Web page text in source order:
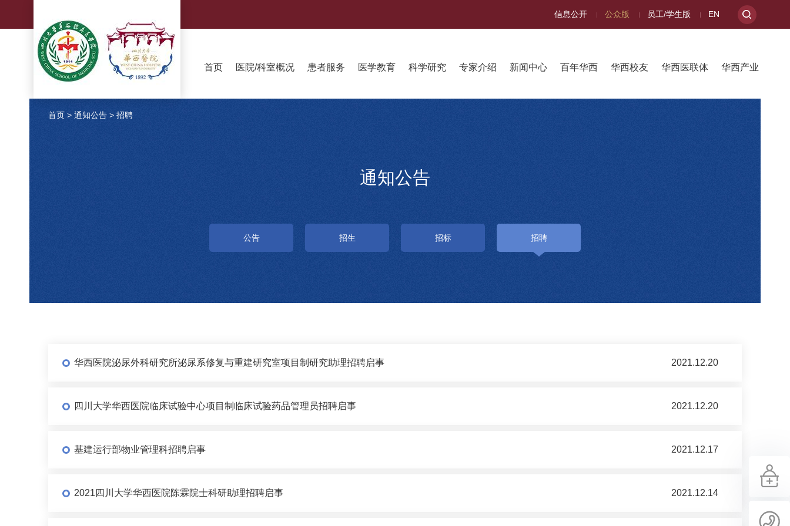
信息公开 公众版 员工/学生版 EN
首页 医院/科室概况 患者服务 医学教育 科学研究 专家介绍 新闻中心 百年华西 华西校友 华西医联体 华西产业
首页 > 通知公告 > 招聘
通知公告
公告 招生 招标 招聘
华西医院泌尿外科研究所泌尿系修复与重建研究室项目制研究助理招聘启事 2021.12.20
四川大学华西医院临床试验中心项目制临床试验药品管理员招聘启事 2021.12.20
基建运行部物业管理科招聘启事 2021.12.17
2021四川大学华西医院陈霖院士科研助理招聘启事 2021.12.14